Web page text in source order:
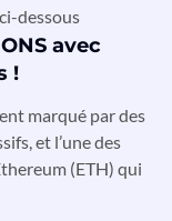
dessous
avec
!
marqué par des
et l’une des
(ETH) qui